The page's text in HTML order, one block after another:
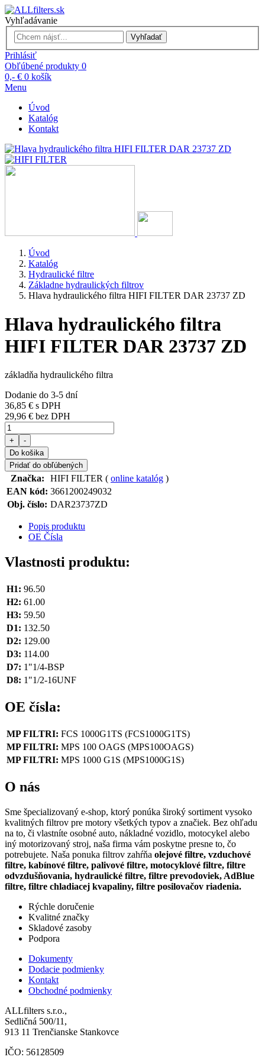
Vyhľadávanie
Vyhľadať
Prihlásiť
Obľúbené produkty 0
0,- € 0 košík
Menu
Úvod
Katalóg
Kontakt
Úvod
Katalóg
Hydraulické filtre
Základne hydraulických filtrov
Hlava hydraulického filtra HIFI FILTER DAR 23737 ZD
Hlava hydraulického filtra
HIFI FILTER DAR 23737 ZD
základňa hydraulického filtra
Dodanie do 3-5 dní
36,85 € s DPH
29,96 € bez DPH
+
-
Do košika
Pridať do obľúbených
Značka: HIFI FILTER ( online katalóg )
EAN kód: 3661200249032
Obj. číslo: DAR23737ZD
Popis produktu
OE Čísla
Vlastnosti produktu:
H1: 96.50
H2: 61.00
H3: 59.50
D1: 132.50
D2: 129.00
D3: 114.00
D7: 1"1/4-BSP
D8: 1"1/2-16UNF
OE čísla:
MP FILTRI: FCS 1000G1TS (FCS1000G1TS)
MP FILTRI: MPS 100 OAGS (MPS100OAGS)
MP FILTRI: MPS 1000 G1S (MPS1000G1S)
O nás
Sme špecializovaný e-shop, ktorý ponúka široký sortiment vysoko
kvalitných filtrov pre motory všetkých typov a značiek. Bez ohľadu
na to, či vlastníte osobné auto, nákladné vozidlo, motocykel alebo
iný motorizovaný stroj, naša firma vám poskytne presne to, čo
potrebujete. Naša ponuka filtrov zahŕňa olejové filtre, vzduchové
filtre, kabínové filtre, palivové filtre, motocyklové filtre, filtre
odvzdušňovania, hydraulické filtre, filtre prevodoviek, AdBlue
filtre, filtre chladiacej kvapaliny, filtre posilovačov riadenia.
Rýchle doručenie
Kvalitné značky
Skladové zasoby
Podpora
Dokumenty
Dodacie podmienky
Kontakt
Obchodné podmienky
ALLfilters s.r.o.,
Sedličná 500/11,
913 11 Trenčianske Stankovce
IČO: 56128509